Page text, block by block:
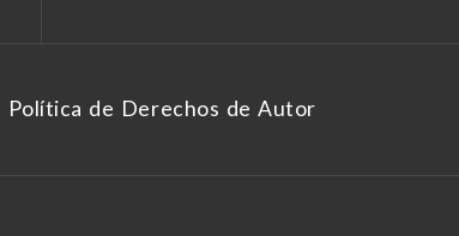
Política de Derechos de Autor